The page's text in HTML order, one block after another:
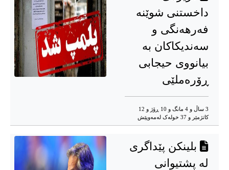
داخستنی شوێنە
فەرهەنگی و
سەندیکاکان بە
بیانووی حیجابی
ڕۆرەملێی
3 ساڵ و 4 مانگ و 10 ڕۆژ و 12
کاتژمێر و 37 خوله‌ک له‌مه‌وپێش‌
بلینکن پێداگری
لە پشتیوانی